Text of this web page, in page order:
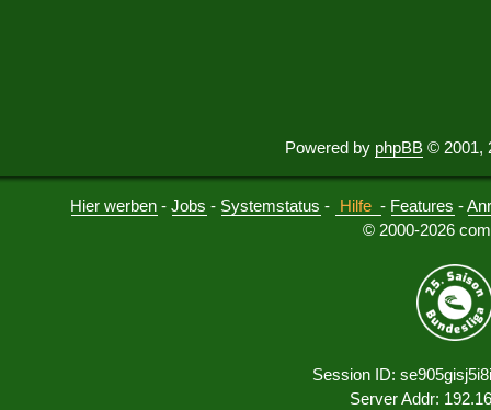
Powered by phpBB © 2001,
Hier werben -Jobs - Systemstatus - Hilfe - Features -
© 2000-2026
Session ID:
Server Addr: